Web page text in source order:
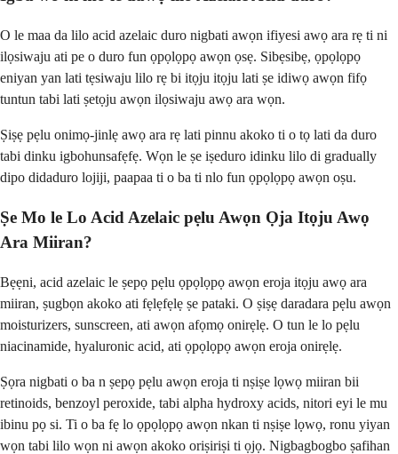
O le maa da lilo acid azelaic duro nigbati awọn ifiyesi awọ ara rẹ ti ni
ilọsiwaju ati pe o duro fun ọpọlọpọ awọn ọsẹ. Sibẹsibẹ, ọpọlọpọ
eniyan yan lati tẹsiwaju lilo rẹ bi itọju itọju lati ṣe idiwọ awọn fifọ
tuntun tabi lati ṣetọju awọn ilọsiwaju awọ ara wọn.
Ṣiṣẹ pẹlu onimọ-jinlẹ awọ ara rẹ lati pinnu akoko ti o tọ lati da duro
tabi dinku igbohunsafẹfẹ. Wọn le ṣe iṣeduro idinku lilo di gradually
dipo didaduro lojiji, paapaa ti o ba ti nlo fun ọpọlọpọ awọn oṣu.
Ṣe Mo le Lo Acid Azelaic pẹlu Awọn Ọja Itọju Awọ
Ara Miiran?
Bẹẹni, acid azelaic le ṣepọ pẹlu ọpọlọpọ awọn eroja itọju awọ ara
miiran, ṣugbọn akoko ati fẹlẹfẹlẹ ṣe pataki. O ṣiṣẹ daradara pẹlu awọn
moisturizers, sunscreen, ati awọn afọmọ onirẹlẹ. O tun le lo pẹlu
niacinamide, hyaluronic acid, ati ọpọlọpọ awọn eroja onirẹlẹ.
Ṣọra nigbati o ba n ṣepọ pẹlu awọn eroja ti nṣiṣe lọwọ miiran bii
retinoids, benzoyl peroxide, tabi alpha hydroxy acids, nitori eyi le mu
ibinu pọ si. Ti o ba fẹ lo ọpọlọpọ awọn nkan ti nṣiṣe lọwọ, ronu yiyan
wọn tabi lilo wọn ni awọn akoko oriṣiriṣi ti ọjọ. Nigbagbogbo ṣafihan